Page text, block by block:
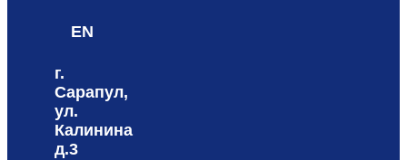
EN
г.
Сарапул,
ул.
Калинина
д.3